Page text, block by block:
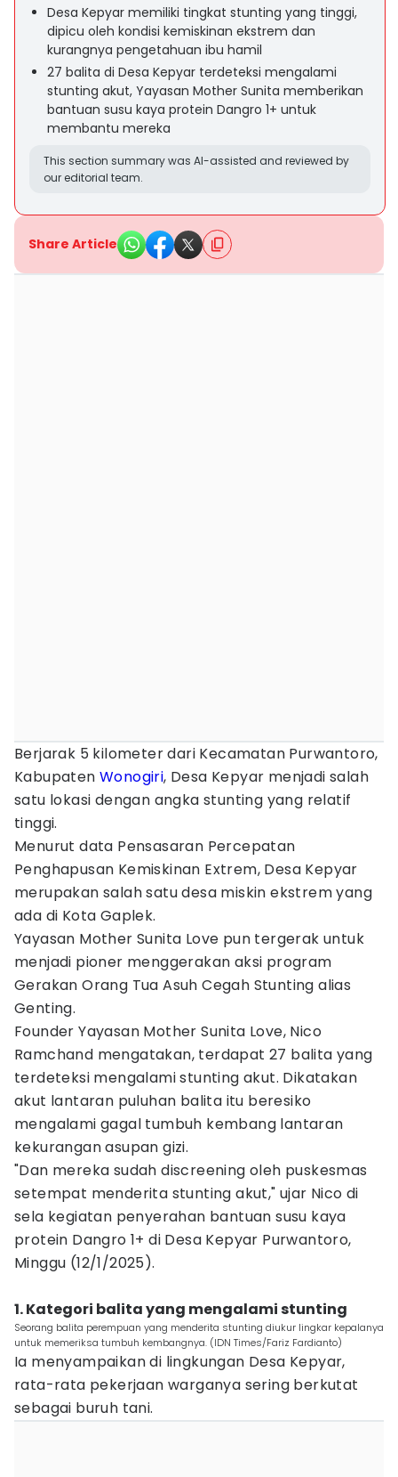
Desa Kepyar memiliki tingkat stunting yang tinggi,
dipicu oleh kondisi kemiskinan ekstrem dan
kurangnya pengetahuan ibu hamil
27 balita di Desa Kepyar terdeteksi mengalami
stunting akut, Yayasan Mother Sunita memberikan
bantuan susu kaya protein Dangro 1+ untuk
membantu mereka
This section summary was AI-assisted and reviewed by
our editorial team.
Share Article
Berjarak 5 kilometer dari Kecamatan Purwantoro,
KabupatenWonogiri, Desa Kepyar menjadi salah
satu lokasi dengan angka stunting yang relatif
tinggi.
Menurut data Pensasaran Percepatan
Penghapusan Kemiskinan Extrem, Desa Kepyar
merupakan salah satu desa miskin ekstrem yang
ada di Kota Gaplek.
Yayasan Mother Sunita Love pun tergerak untuk
menjadi pioner menggerakan aksi program
Gerakan Orang Tua Asuh Cegah Stunting alias
Genting.
Founder Yayasan Mother Sunita Love, Nico
Ramchand mengatakan, terdapat 27 balita yang
terdeteksi mengalami stunting akut. Dikatakan
akut lantaran puluhan balita itu beresiko
mengalami gagal tumbuh kembang lantaran
kekurangan asupan gizi.
"Dan mereka sudah discreening oleh puskesmas
setempat menderita stunting akut," ujar Nico di
sela kegiatan penyerahan bantuan susu kaya
protein Dangro 1+ di Desa Kepyar Purwantoro,
Minggu (12/1/2025).
1. Kategori balita yang mengalami stunting
Seorang balita perempuan yang menderita stunting diukur lingkar kepalanya
untuk memeriksa tumbuh kembangnya. (IDN Times/Fariz Fardianto)
Ia menyampaikan di lingkungan Desa Kepyar,
rata-rata pekerjaan warganya sering berkutat
sebagai buruh tani.